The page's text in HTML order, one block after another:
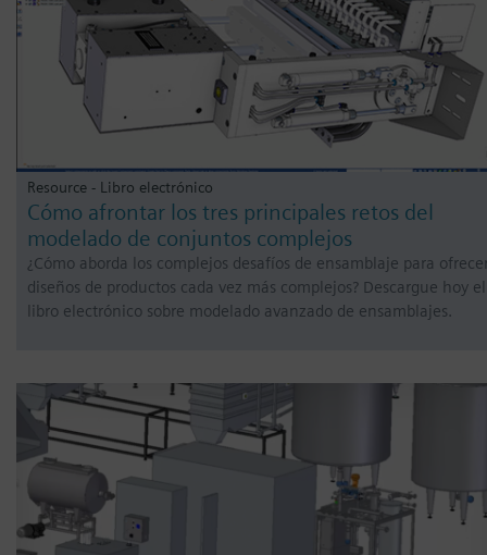
Resource - Libro electrónico
Cómo afrontar los tres principales retos del
modelado de conjuntos complejos
¿Cómo aborda los complejos desafíos de ensamblaje para
diseños de productos cada vez más complejos? Descargue hoy el
libro electrónico sobre modelado avanzado de ensamblajes.